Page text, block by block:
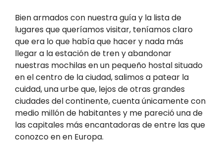
Bien armados con nuestra guía y la lista de
lugares que queríamos visitar, teníamos claro
que era lo que había que hacer y nada más
llegar a la estación de tren y abandonar
nuestras mochilas en un pequeño hostal situado
en el centro de la ciudad, salimos a patear la
cuidad, una urbe que, lejos de otras grandes
ciudades del continente, cuenta únicamente con
medio millón de habitantes y me pareció una de
las capitales más encantadoras de entre las que
conozco en en Europa.